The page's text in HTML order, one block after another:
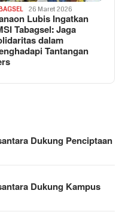
26 Maret 2026
Lubis Ingatkan
Tabagsel: Jaga
dalam
Tantangan
Dukung Penciptaan
Dukung Kampus